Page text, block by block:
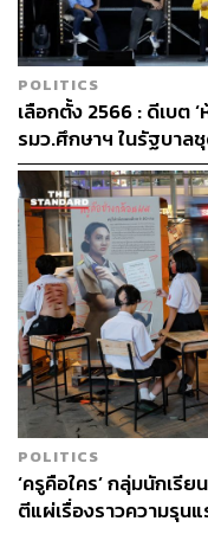
พิสูจน์อักษร: วรรษมล
TAGS: นักเรียนเลว
โ
1ธันวาบอกลาเค
POLITICS
เลือกตั้ง 2566 : ดีเบต
รมว.ศึกษาฯ ในรัฐบาล
ถามพรรคการเมือง
POLITICS
‘ครูคือใคร’ กลุ่มนักเรี
ตีแผ่เรื่องราวความรุน